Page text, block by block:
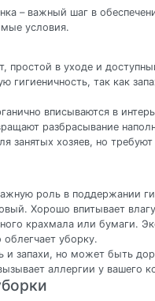
– важный шаг в
условия.
простой в уходе и
гигиеничность, так как
вписываются в
разбрасывание
хозяев, но
роль в поддержании
Хорошо впитывает
крахмала или бумаги.
уборку.
и запахи, но может быть
аллергии у вашего